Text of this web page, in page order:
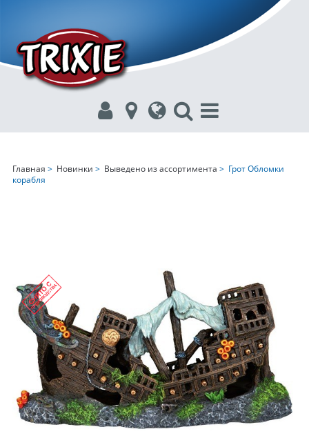
Главная > Новинки > Выведено из ассортимента > Грот Обломки
корабля